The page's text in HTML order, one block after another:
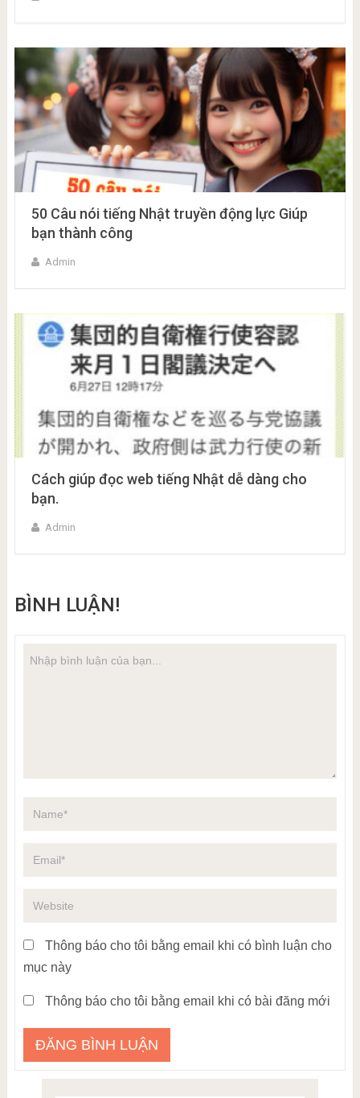
50 Câu nói tiếng Nhật truyền động lực Giúp
bạn thành công
Admin
Cách giúp đọc web tiếng Nhật dễ dàng cho
bạn.
Admin
BÌNH LUẬN!
Thông báo cho tôi bằng email khi có bình luận cho
mục này
Thông báo cho tôi bằng email khi có bài đăng mới